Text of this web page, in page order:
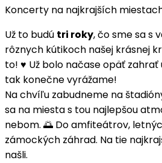
Koncerty na najkrajších
Už to budú tri roky, čo sme sa s
rôznych kútikoch našej krásnej
to! ♥️ Už bolo načase opäť zahrať
tak konečne vyrážame!
Na chvíľu zabudneme na
sa na miesta s tou najlepšou
nebom. 🌅 Do amfiteátrov,
zámockých záhrad. Na tie
našli.